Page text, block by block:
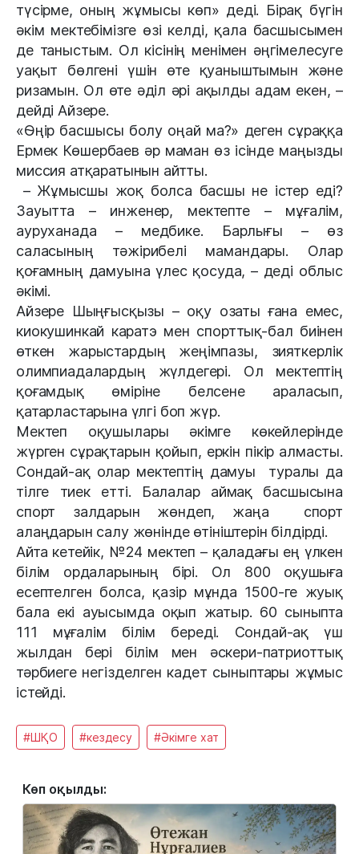
түсірме, оның жұмысы көп» деді. Бірақ бүгін
әкім мектебімізге өзі келді, қала басшысымен
де таныстым. Ол кісінің менімен әңгімелесуге
уақыт бөлгені үшін өте қуаныштымын және
ризамын. Ол өте әділ әрі ақылды адам екен, –
дейді Айзере.
«Өңір басшысы болу оңай ма?» деген сұраққа
Ермек Көшербаев әр маман өз ісінде маңызды
миссия атқаратынын айтты.
– Жұмысшы жоқ болса басшы не істер еді?
Зауытта – инженер, мектепте – мұғалім,
ауруханада – медбике. Барлығы – өз
саласының тәжірибелі мамандары. Олар
қоғамның дамуына үлес қосуда, – деді облыс
әкімі.
Айзере Шыңғысқызы – оқу озаты ғана емес,
киокушинкай каратэ мен спорттық-бал биінен
өткен жарыстардың жеңімпазы, зияткерлік
олимпиадалардың жүлдегері. Ол мектептің
қоғамдық өміріне белсене араласып,
қатарластарына үлгі боп жүр.
Мектеп оқушылары әкімге көкейлерінде
жүрген сұрақтарын қойып, еркін пікір алмасты.
Сондай-ақ олар мектептің дамуы туралы да
тілге тиек етті. Балалар аймақ басшысына
спорт залдарын жөндеп, жаңа спорт
алаңдарын салу жөнінде өтініштерін білдірді.
Айта кетейік, №24 мектеп – қаладағы ең үлкен
білім ордаларының бірі. Ол 800 оқушыға
есептелген болса, қазір мұнда 1500-ге жуық
бала екі ауысымда оқып жатыр. 60 сыныпта
111 мұғалім білім береді. Сондай-ақ үш
жылдан бері білім мен әскери-патриоттық
тәрбиеге негізделген кадет сыныптары жұмыс
істейді.
#ШҚО #кездесу #Әкімге хат
Көп оқылды: